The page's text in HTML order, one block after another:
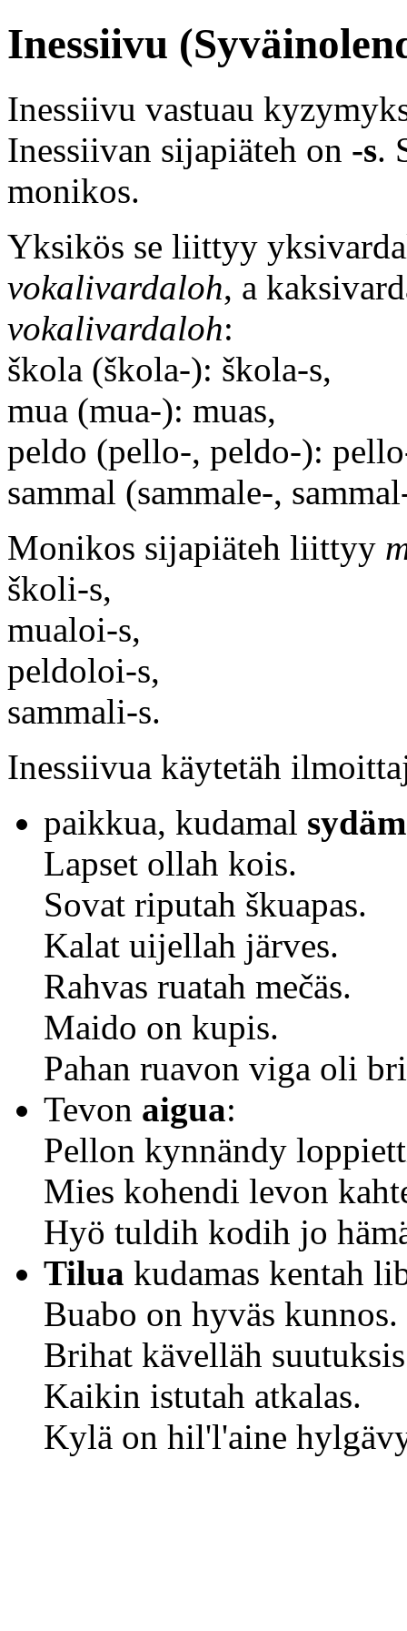
Inessiivu
Inessiivu vastuau
Inessiivan sijapiäteh on -s.
monikos.
Yksikös se liittyy
vokalivardaloh, a
vokalivardaloh:
škola (škola-): škola-s,
mua (mua-): muas,
peldo (pello-, peldo-):
sammal (sammale-,
Monikos sijapiäteh liittyy
školi-s,
mualoi-s,
peldoloi-s,
sammali-s.
Inessiivua käytetäh
paikkua, kudamal
Lapset ollah kois.
Sovat riputah škuapas.
Kalat uijellah järves.
Rahvas ruatah mečäs.
Maido on kupis.
Pahan ruavon viga oli
Tevon aigua:
Pellon kynnändy
Mies kohendi levon
Hyö tuldih kodih jo
Tilua kudamas kentah
Buabo on hyväs kunnos.
Brihat kävelläh
Kaikin istutah atkalas.
Kylä on hil'l'aine